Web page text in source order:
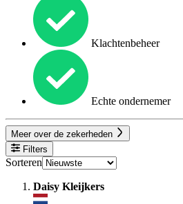
Klachtenbeheer
Echte ondernemer
Meer over de zekerheden
Filters
Sorteren
Daisy Kleijkers